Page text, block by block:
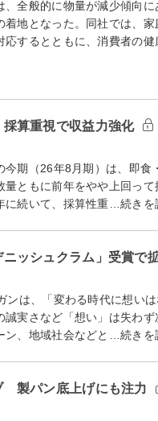
全般的に物量が減少傾向に
着地となった。同社では、
応するとともに、消費者の
算重視で収益力強化
期（26年8月期）は、即食
ともに前年をやや上回っ
に続いて、採算性重…続きを
ッシュクラム」受賞で
は、「変わる時代に想い
実さなど「想い」は失わ
ン、地域社会などと…続きを
製パン底上げにも注力